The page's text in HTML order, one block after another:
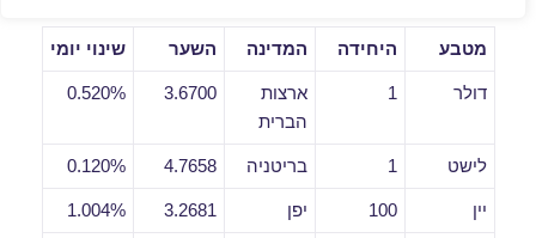
מטבע היחידה המדינה השער שינוי יומי
דולר 1
ארצות
הברית
3.6700
0.520%
לישט 1 בריטניה 4.7658
0.120%
יין 100 יפן 3.2681
1.004%